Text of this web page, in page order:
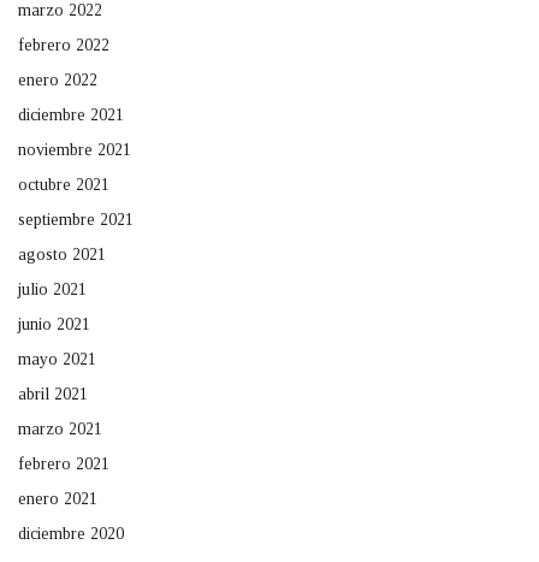
marzo 2022
febrero 2022
enero 2022
diciembre 2021
noviembre 2021
octubre 2021
septiembre 2021
agosto 2021
julio 2021
junio 2021
mayo 2021
abril 2021
marzo 2021
febrero 2021
enero 2021
diciembre 2020